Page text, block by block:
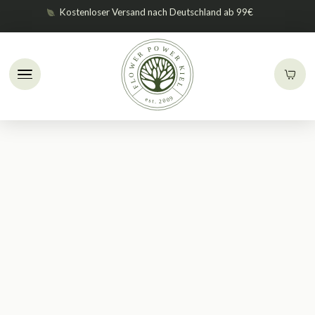
Kostenloser Versand nach Deutschland ab 99€